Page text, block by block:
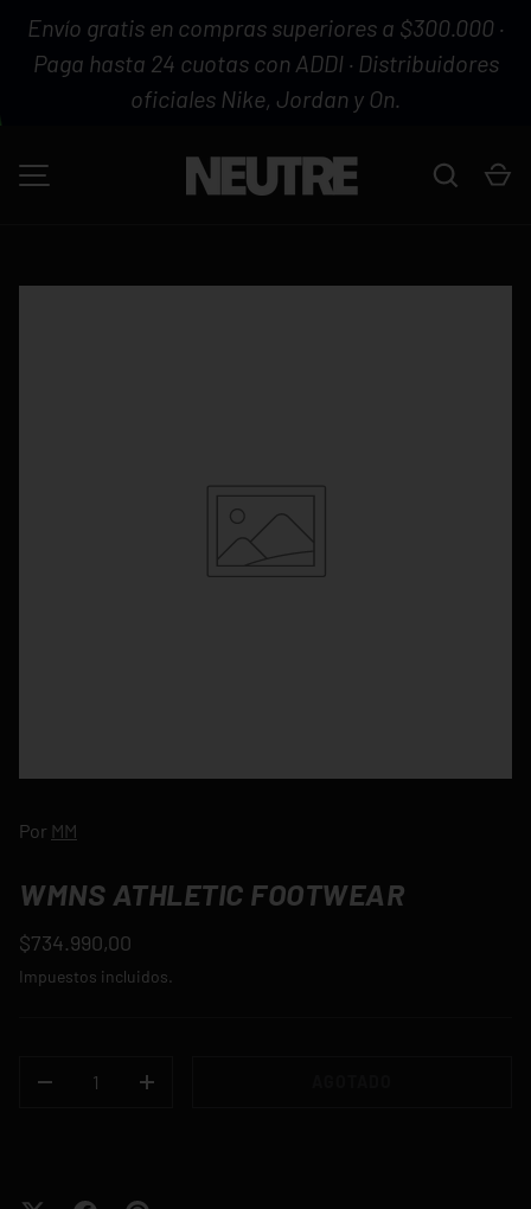
IR AL CONTENIDO
Envío gratis en compras superiores a $300.000 ·
Paga hasta 24 cuotas con ADDI · Distribuidores
oficiales Nike, Jordan y On.
Buscar
Por MM
WMNS ATHLETIC FOOTWEAR
$734.990,00
Impuestos incluidos.
+